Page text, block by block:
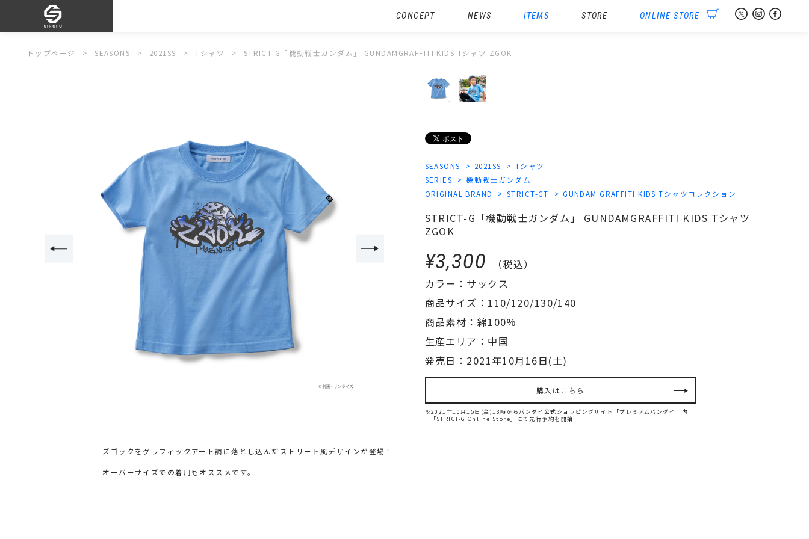
ITEMS
CONCEPT NEWS STORE ONLINE STORE
トップページ SEASONS 2021SS Tシャツ STRICT-G「機動戦士ガンダム」 GUNDAMGRAFFITI KIDS Tシャツ ZGOK
SEASONS 2021SS
Tシャツ
SERIES
機動戦士ガンダム
ORIGINAL BRAND
STRICT-GT GUNDAM GRAFFITI KIDS Tシャツコレクション
STRICT-G「機動戦士ガンダム」 GUNDAMGRAFFITI KIDS Tシャツ
ZGOK
¥3,300
（税込）
カラー：サックス
商品サイズ：110/120/130/140
商品素材：綿100%
生産エリア：中国
発売日：2021年10月16日(土)
購入はこちら
※2021年10月15日(金)13時からバンダイ公式ショッピングサイト「プレミアムバンダイ」内
「STRICT-G Online Store」にて先行予約を開始
ズゴックをグラフィックアート調に落とし込んだストリート風デザインが登場！
オーバーサイズでの着用もオススメです。